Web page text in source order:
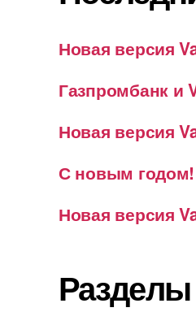
Новая версия
Газпромбанк и
Новая версия
С новым годом!
Новая версия
Разделы